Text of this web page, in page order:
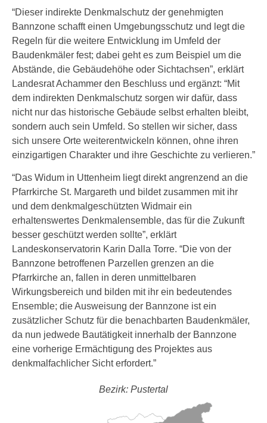
“Dieser indirekte Denkmalschutz der genehmigten
Bannzone schafft einen Umgebungsschutz und legt die
Regeln für die weitere Entwicklung im Umfeld der
Baudenkmäler fest; dabei geht es zum Beispiel um die
Abstände, die Gebäudehöhe oder Sichtachsen”, erklärt
Landesrat Achammer den Beschluss und ergänzt: “Mit
dem indirekten Denkmalschutz sorgen wir dafür, dass
nicht nur das historische Gebäude selbst erhalten bleibt,
sondern auch sein Umfeld. So stellen wir sicher, dass
sich unsere Orte weiterentwickeln können, ohne ihren
einzigartigen Charakter und ihre Geschichte zu verlieren.”
“Das Widum in Uttenheim liegt direkt angrenzend an die
Pfarrkirche St. Margareth und bildet zusammen mit ihr
und dem denkmalgeschützten Widmair ein
erhaltenswertes Denkmalensemble, das für die Zukunft
besser geschützt werden sollte”, erklärt
Landeskonservatorin Karin Dalla Torre. “Die von der
Bannzone betroffenen Parzellen grenzen an die
Pfarrkirche an, fallen in deren unmittelbaren
Wirkungsbereich und bilden mit ihr ein bedeutendes
Ensemble; die Ausweisung der Bannzone ist ein
zusätzlicher Schutz für die benachbarten Baudenkmäler,
da nun jedwede Bautätigkeit innerhalb der Bannzone
eine vorherige Ermächtigung des Projektes aus
denkmalfachlicher Sicht erfordert.”
Bezirk: Pustertal